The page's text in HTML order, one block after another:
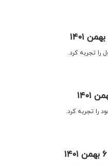
را تجربه کرد.
را تجربه کرد.